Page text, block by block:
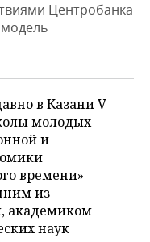
Центробанка
в Казани V
молодых
и
времени»
из
академиком
наук